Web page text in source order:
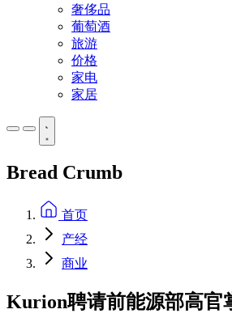
奢侈品
葡萄酒
旅游
价格
家电
家居
Bread Crumb
首页
产经
商业
Kurion聘请前能源部高官